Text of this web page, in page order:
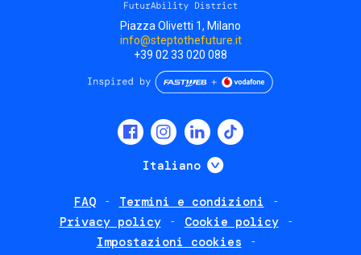
Piazza Olivetti 1, Milano
info@steptothefuture.it
+39 02 33 020 088
Italiano Mostra ulteriori
FAQ
Termini e condizioni
Privacy policy
Cookie policy
Impostazioni cookies